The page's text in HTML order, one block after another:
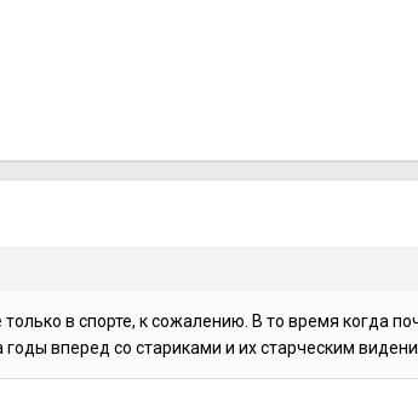
в спорте, к сожалению. В то время когда
вперед со стариками и их старческим